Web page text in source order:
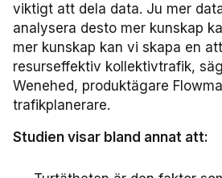
viktigt att dela data. Ju mer
analysera desto mer kunskap
mer kunskap kan vi skapa en
resurseffektiv kollektivtrafik,
Wenehed, produktägare
trafikplanerare.
Studien visar bland annat att: